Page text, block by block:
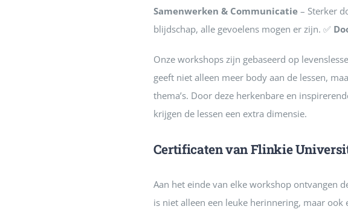
Samenwerken & Communicatie– Sterker
blijdschap, alle gevoelens mogen er zijn. ✅
Onze workshops zijn gebaseerd op
geeft niet alleen meer body aan de lessen,
thema’s. Door deze herkenbare en
krijgen de lessen een extra dimensie.
Certificaten van Flinkie
Aan het einde van elke workshop ontvangen
is niet alleen een leuke herinnering, maar